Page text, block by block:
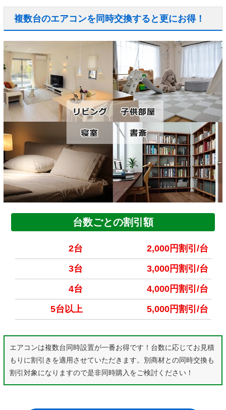
複数台のエアコンを同時交換すると更にお得！
台数ごとの割引額
2台
2,000円割引/台
3台
3,000円割引/台
4台
4,000円割引/台
5台以上
5,000円割引/台
エアコンは複数台同時設置が一番お得です！台数に応じてお見積
もりに割引きを適用させていただきます。別商材との同時交換も
割引対象になりますので是非同時購入をご検討ください！